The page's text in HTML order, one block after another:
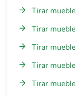
Tirar
Tirar
Tirar
Tirar
Tirar